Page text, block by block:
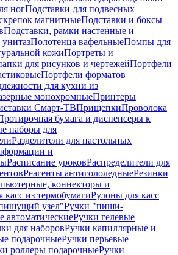
ногПодставки для подвесных
магнитныеПодставки и боксы
Подставки, рамки настенные и
Полотенца вафельныеПомпы для
кожиПортреты и
для рисунков и чертежейПортфели
Портфели форматов
для кухни из
монохромныеПринтеры
Смарт-ТВПрищепкиПроволока
бумага и диспенсеры к
наборы для
Разделители для настольных
и
Расписание уроковРаспределители для
Реагенты антигололедныеРезинки
коннекторы и
касс из термобумагиРулоны для касс
узел"Ручки "пиши-
автоматическиеРучки гелевые
для наборовРучки капиллярные и
подарочныеРучки перьевые
роллеры подарочныеРучки